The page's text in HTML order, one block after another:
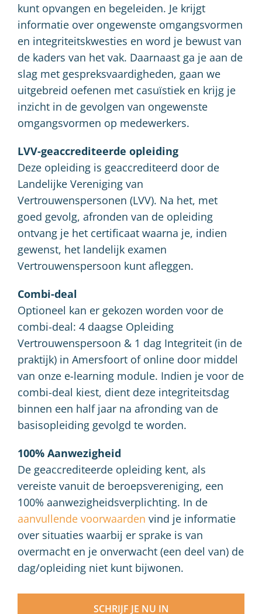
kunt opvangen en begeleiden. Je krijgt
informatie over ongewenste omgangsvormen
en integriteitskwesties en word je bewust van
de kaders van het vak. Daarnaast ga je aan de
slag met gespreksvaardigheden, gaan we
uitgebreid oefenen met casuïstiek en krijg je
inzicht in de gevolgen van ongewenste
omgangsvormen op medewerkers.
LVV-geaccrediteerde opleiding
Deze opleiding is geaccrediteerd door de
Landelijke Vereniging van
Vertrouwenspersonen (LVV). Na het, met
goed gevolg, afronden van de opleiding
ontvang je het certificaat waarna je, indien
gewenst, het landelijk examen
Vertrouwenspersoon kunt afleggen.
Combi-deal
Optioneel kan er gekozen worden voor de
combi-deal: 4 daagse Opleiding
Vertrouwenspersoon & 1 dag Integriteit (in de
praktijk) in Amersfoort of online door middel
van onze e-learning module. Indien je voor de
combi-deal kiest, dient deze integriteitsdag
binnen een half jaar na afronding van de
basisopleiding gevolgd te worden.
100% Aanwezigheid
De geaccrediteerde opleiding kent, als
vereiste vanuit de beroepsvereniging, een
100% aanwezigheidsverplichting. In de
aanvullende voorwaarden vind je informatie
over situaties waarbij er sprake is van
overmacht en je onverwacht (een deel van) de
dag/opleiding niet kunt bijwonen.
SCHRIJF JE NU IN